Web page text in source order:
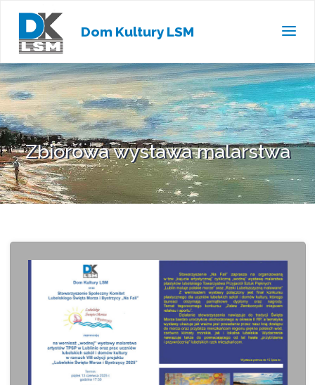
Dom Kultury LSM
Zbiorowa wystawa malarstwa